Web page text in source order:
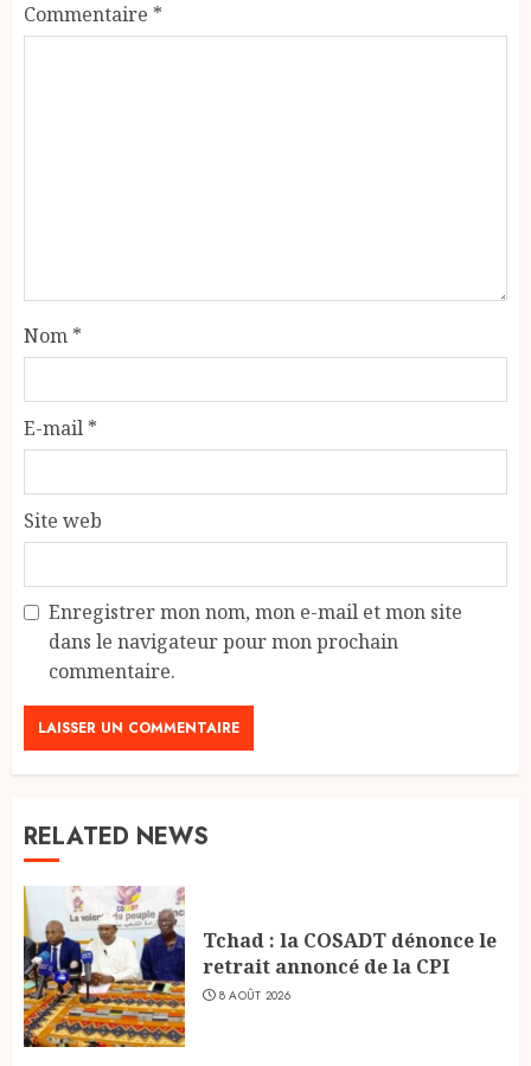
Commentaire *
Nom *
E-mail *
Site web
Enregistrer mon nom, mon e-mail et mon site
dans le navigateur pour mon prochain
commentaire.
RELATED NEWS
Tchad : la COSADT dénonce le
retrait annoncé de la CPI
8 AOÛT 2026